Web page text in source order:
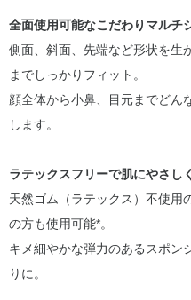
全面使用可能なこだわりマルチ
側面、斜面、先端など形状を生
までしっかりフィット。
顔全体から小鼻、目元までどん
します。
ラテックスフリーで肌にやさし
天然ゴム（ラテックス）不使用
の方も使用可能*。
キメ細やかな弾力のあるスポン
りに。